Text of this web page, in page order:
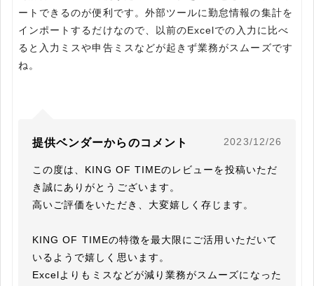
ートできるのが便利です。外部ツールに勤怠情報の集計を
インポートするだけなので、以前のExcelでの入力に比べ
ると入力ミスや申告ミスなどが起きず業務がスムーズです
ね。
提供ベンダーからのコメント 2023/12/26
この度は、KING OF TIMEのレビューを投稿いただ
き誠にありがとうございます。
高いご評価をいただき、大変嬉しく存じます。
KING OF TIMEの特徴を最大限にご活用いただいて
いるようで嬉しく思います。
Excelよりもミスなどが減り業務がスムーズになった